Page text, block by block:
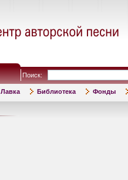
Поиск:
Лавка Библиотека Фонды